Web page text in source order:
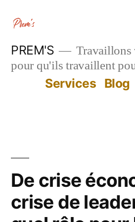
contenu
PREM'S
Travaillons
pour qu'ils travaillent
Services Blog
De crise
crise de